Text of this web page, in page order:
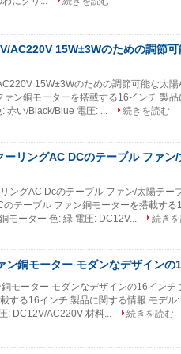
AC220V 15W±3Wのための調節
15W±3Wのための調節可能な太
ァン銅モーターを搭載する16インチ 製
赤い/Black/Blue 電圧: ...
続きを読む
ーリングAC DCのテーブル ファン
ングAC Dcのテーブル ファン/太陽テー
のテーブル ファン銅モーターを搭載す
モーター 色: 緑 電圧: DC12V...
続き
ン銅モーター モダンなデザインの
モーター モダンなデザインの16イン
する16インチ 製品に関する情報 モデ
: DC12V/AC220V 材料...
続きを読む